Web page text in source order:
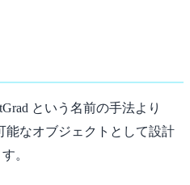
という名前の手法より
能なオブジェクトとして設計
。